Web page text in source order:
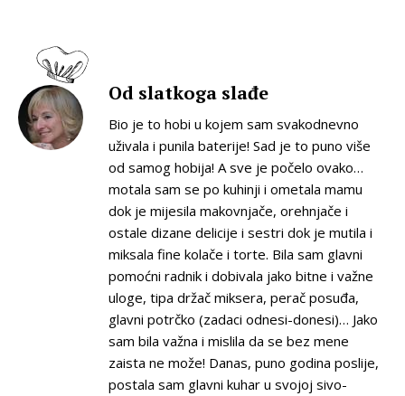
Od slatkoga slađe
Bio je to hobi u kojem sam svakodnevno
uživala i punila baterije! Sad je to puno više
od samog hobija! A sve je počelo ovako…
motala sam se po kuhinji i ometala mamu
dok je mijesila makovnjače, orehnjače i
ostale dizane delicije i sestri dok je mutila i
miksala fine kolače i torte. Bila sam glavni
pomoćni radnik i dobivala jako bitne i važne
uloge, tipa držač miksera, perač posuđa,
glavni potrčko (zadaci odnesi-donesi)… Jako
sam bila važna i mislila da se bez mene
zaista ne može! Danas, puno godina poslije,
postala sam glavni kuhar u svojoj sivo-